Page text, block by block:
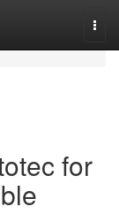
for